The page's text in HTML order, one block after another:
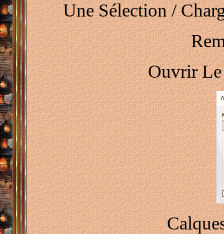
Une Sélection /
Ouvrir Le